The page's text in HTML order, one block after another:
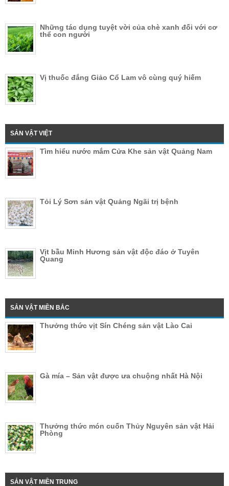
Những tác dụng tuyệt vời của chè xanh đối với cơ
thể con người
Vị thuốc đắng Giảo Cổ Lam vô cùng quý hiếm
SẢN VẬT VIỆT
Tìm hiểu nước mắm Cửa Khe sản vật Quảng Nam
Tỏi Lý Sơn sản vật Quảng Ngãi trị bệnh
Vịt bầu Minh Hương sản vật độc đáo ở Tuyên
Quang
SẢN VẬT MIỀN BẮC
Thưởng thức vịt Sín Chéng sản vật Lào Cai
Gà mía – Sản vật được ưa chuộng nhất Hà Nội
Thưởng thức món cuốn Thủy Nguyên sản vật Hải
Phòng
SẢN VẬT MIỀN TRUNG